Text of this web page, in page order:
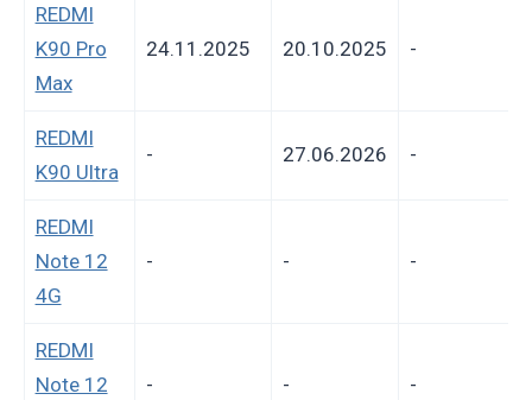
REDMI
K90 Pro
Max
24.11.2025 20.10.2025 -
REDMI
K90 Ultra
- 27.06.2026 -
REDMI
Note 12
4G
- - -
REDMI
Note 12
- - -